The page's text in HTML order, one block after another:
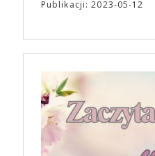
Publikacji: 2023-05-12